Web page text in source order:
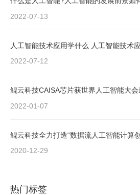
2022-07-13
人工智能技术应用学什么 人工智能技术
2022-07-12
鲲云科技CAISA芯片获世界人工智能大
2022-01-07
鲲云科技全力打造“数据流人工智能计算
2020-12-29
热门标签